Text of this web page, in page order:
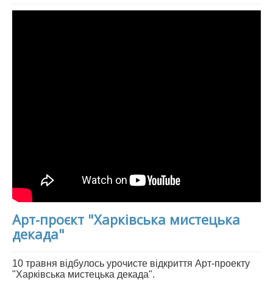
Арт-проєкт "Харківська мистецька
декада"
10 травня відбулось урочисте відкриття Арт-проекту
"Харківська мистецька декада".